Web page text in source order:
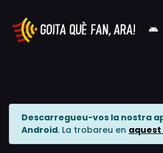
Descarregueu-vos la nostra
Android. La trobareu en